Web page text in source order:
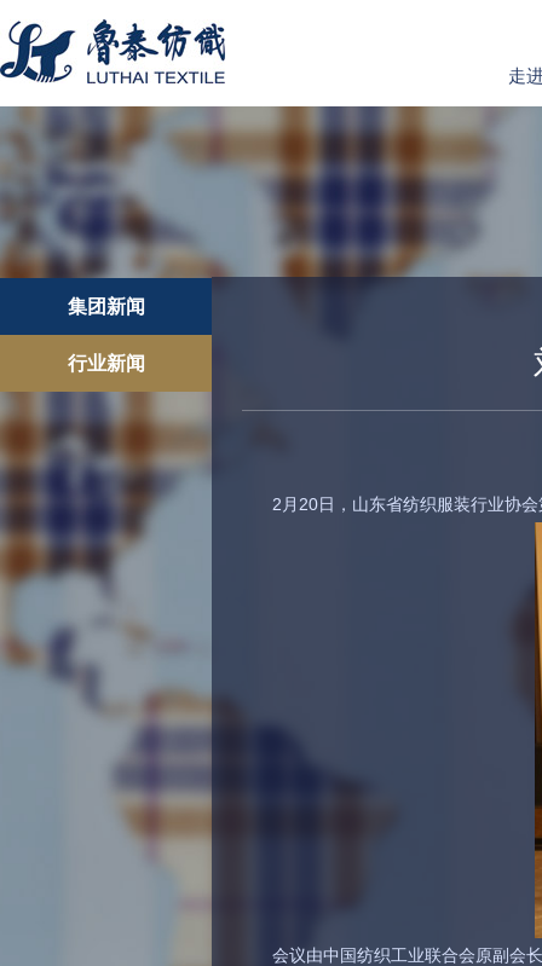
走
集团新闻
行业新闻
2月20日，山东省纺织服装行业协
会议由中国纺织工业联合会原副会